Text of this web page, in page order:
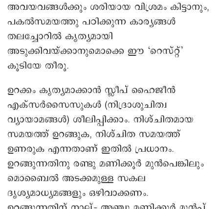
അവയവങ്ങൾക്കും ശരിയായ വിശ്രമം കിട്ടാനും,
പകൽസമയത്തു പഠിക്കുന്ന കാര്യങ്ങൾ
തലച്ചോറിൽ കൃത്യമായി
അടുക്കിവയ്ക്കാനുമൊക്കെ ഈ ‘റെസ്റ്റ്’
കൂടിയേ തീരൂ.
ഉറക്കം കൃത്യമാക്കാൻ സ്ലീപ് ഹൈജീൻ
എക്സർസൈസുകൾ (നിദ്രാശുചിത്വ
വ്യായാമങ്ങൾ) ശീലിപ്പിക്കാം. നിശ്ചിതമായ
സമയത്ത് ഉറങ്ങുക, നിശ്ചിത സമയത്ത്
ഉണരുക എന്നതാണ് ഇതിൽ പ്രധാനം.
ഉറങ്ങുന്നതിനു രണ്ടു മണിക്കൂർ മുൻപെങ്കിലും
മൊബൈൽ അടക്കമുള്ള സകല
ദൃശ്യമാധ്യമങ്ങളും ഒഴിവാക്കണം.